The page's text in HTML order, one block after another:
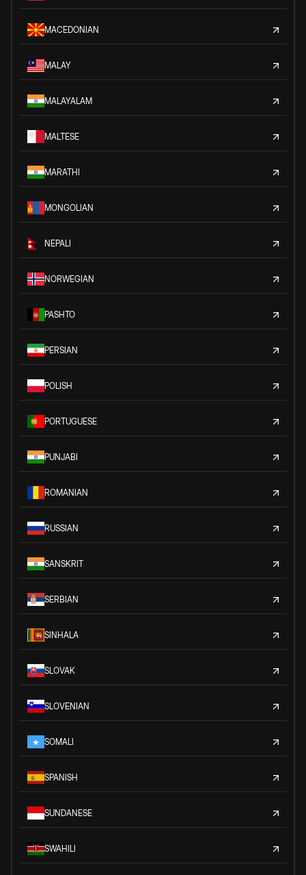
MACEDONIAN
MALAY
MALAYALAM
MALTESE
MARATHI
MONGOLIAN
NEPALI
NORWEGIAN
PASHTO
PERSIAN
POLISH
PORTUGUESE
PUNJABI
ROMANIAN
RUSSIAN
SANSKRIT
SERBIAN
SINHALA
SLOVAK
SLOVENIAN
SOMALI
SPANISH
SUNDANESE
SWAHILI